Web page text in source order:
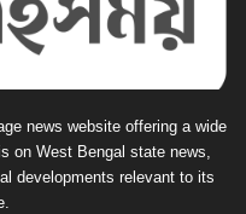
news website offering a wide
on West Bengal state news,
developments relevant to its